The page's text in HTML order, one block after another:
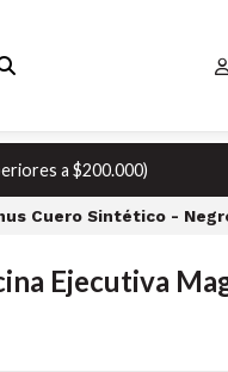
a $200.000)
Cuero Sintético -
Ejecutiva